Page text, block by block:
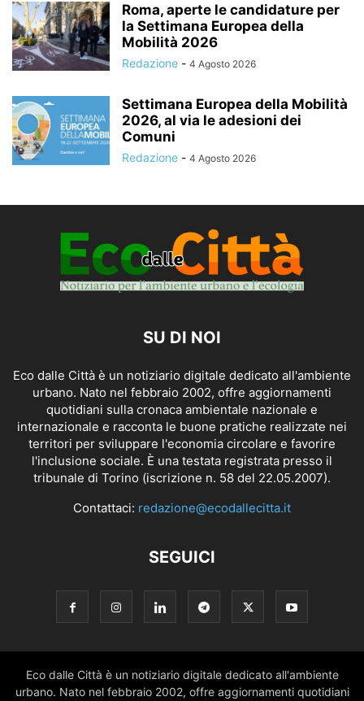
Roma, aperte le candidature per
la Settimana Europea della
Mobilità 2026
Redazione - 4 Agosto 2026
Settimana Europea della Mobilità
2026, al via le adesioni dei
Comuni
Redazione - 4 Agosto 2026
SU DI NOI
Eco dalle Città è un notiziario digitale dedicato all'ambiente
urbano. Nato nel febbraio 2002, offre aggiornamenti
quotidiani sulla cronaca ambientale nazionale e
internazionale e racconta le buone pratiche realizzate nei
territori per sviluppare l'economia circolare e favorire
l'inclusione sociale. È una testata registrata presso il
tribunale di Torino (iscrizione n. 58 del 22.05.2007).
Contattaci: redazione@ecodallecitta.it
SEGUICI
Eco dalle Città è un notiziario digitale dedicato all'ambiente
urbano. Nato nel febbraio 2002, offre aggiornamenti quotidiani